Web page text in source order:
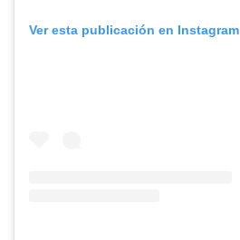
Ver esta publicación en Instagram